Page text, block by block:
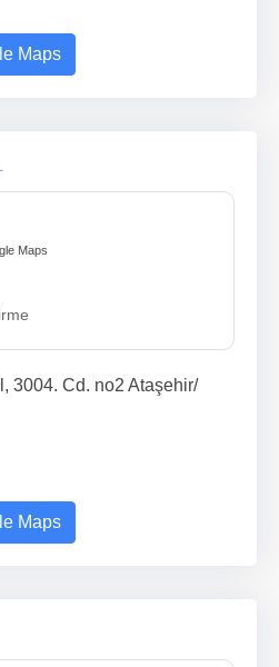
Maps
Maps
3004. Cd. no2 Ataşehir/
Maps